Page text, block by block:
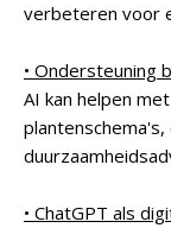
verbeteren voor
• Ondersteuning
AI kan helpen
• ChatGPT als